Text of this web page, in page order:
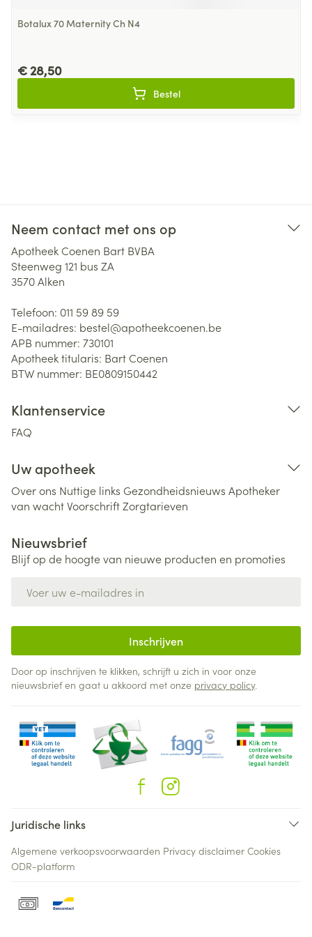
Botalux 70 Maternity Ch N4
€ 28,50
Bestel
Neem contact met ons op
Apotheek Coenen Bart BVBA
Steenweg 121 bus ZA
3570Alken
Telefoon: 011 59 89 59
E-mailadres: bestel@apotheekcoenen.be
APB nummer: 730101
Apotheek titularis: Bart Coenen
BTW nummer: BE0809150442
Klantenservice
FAQ
Uw apotheek
Over ons Nuttige links Gezondheidsnieuws Apotheker
van wachtVoorschriftZorgtarieven
Nieuwsbrief
Blijf op de hoogte van nieuwe producten en promoties
Inschrijven
Door op inschrijven te klikken, schrijft u zich in voor onze
nieuwsbrief en gaat u akkoord met onze privacy policy.
Juridische links
Algemene verkoopsvoorwaarden Privacy disclaimer Cookies
ODR-platform